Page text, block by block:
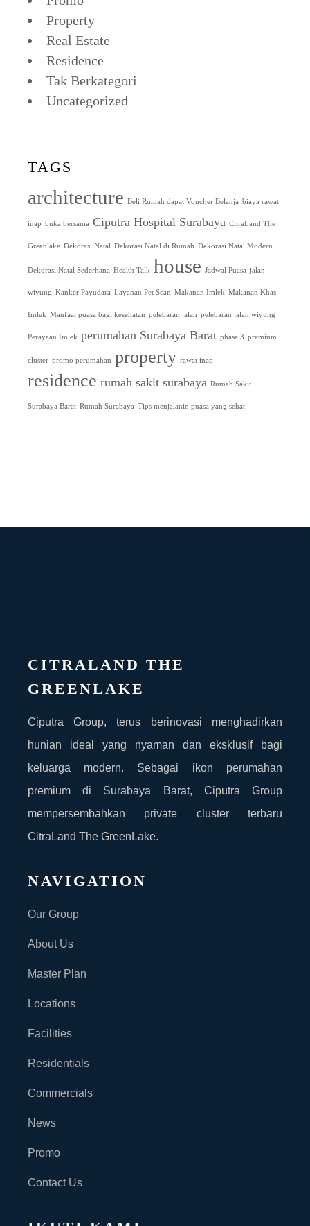
Property
Real Estate
Residence
Tak Berkategori
Uncategorized
TAGS
architecture Beli Rumah dapat Voucher Belanja biaya rawat
inap buka bersama Ciputra Hospital Surabaya CitraLand The
Greenlake Dekorasi Natal Dekorasi Natal di Rumah Dekorasi Natal Modern
Dekorasi Natal Sederhana Health Talk house Jadwal Puasa jalan
wiyung Kanker Payudara Layanan Pet Scan Makanan Imlek Makanan Khas
Imlek Manfaat puasa bagi kesehatan pelebaran jalan pelebaran jalan wiyung
Perayaan Imlek perumahan Surabaya Barat phase 3 premium
cluster promo perumahan property rawat inap
residence rumah sakit surabaya Rumah Sakit
Surabaya Barat Rumah Surabaya Tips menjalanin puasa yang sehat
CITRALAND THE
GREENLAKE
Ciputra Group, terus berinovasi menghadirkan
hunian ideal yang nyaman dan eksklusif bagi
keluarga modern. Sebagai ikon perumahan
premium di Surabaya Barat, Ciputra Group
mempersembahkan private cluster terbaru
CitraLand The GreenLake.
NAVIGATION
Our Group
About Us
Master Plan
Locations
Facilities
Residentials
Commercials
News
Promo
Contact Us